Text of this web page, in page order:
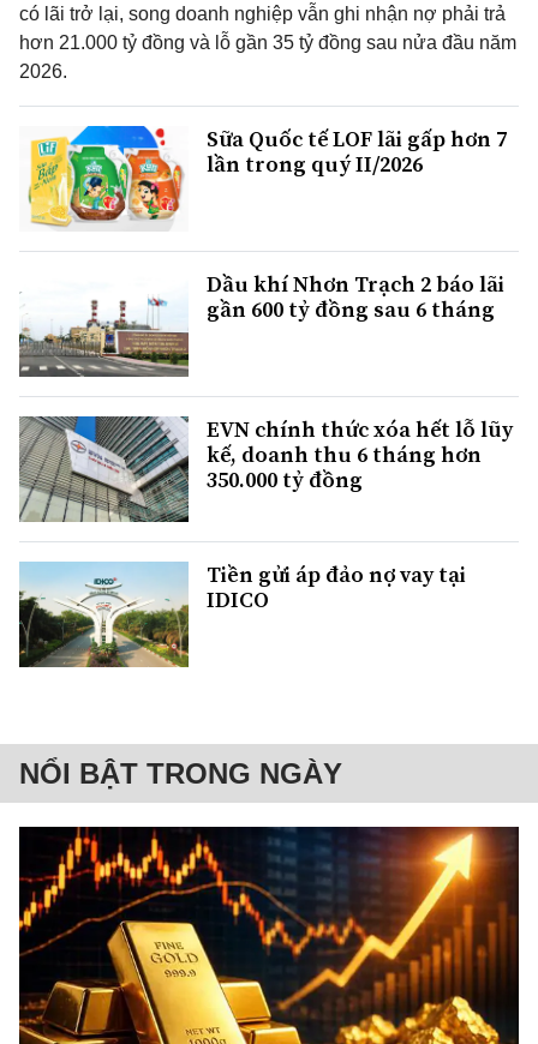
có lãi trở lại, song doanh nghiệp vẫn ghi nhận nợ phải trả
hơn 21.000 tỷ đồng và lỗ gần 35 tỷ đồng sau nửa đầu năm
2026.
Sữa Quốc tế LOF lãi gấp hơn 7
lần trong quý II/2026
Dầu khí Nhơn Trạch 2 báo lãi
gần 600 tỷ đồng sau 6 tháng
EVN chính thức xóa hết lỗ lũy
kế, doanh thu 6 tháng hơn
350.000 tỷ đồng
Tiền gửi áp đảo nợ vay tại
IDICO
NỔI BẬT TRONG NGÀY